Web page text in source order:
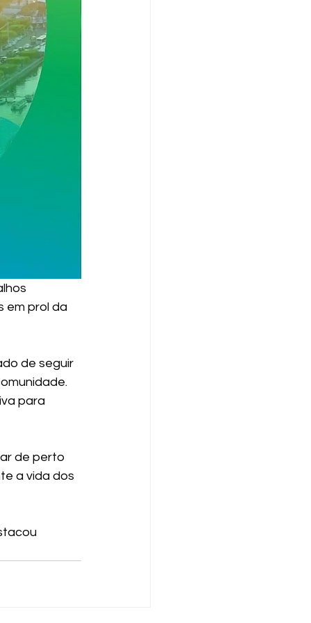
em prol da
de seguir
para
de perto
a vida dos